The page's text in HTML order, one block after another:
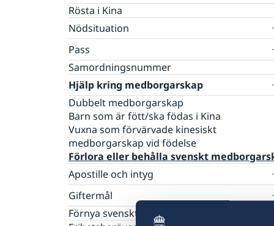
Rösta i Kina
Nödsituation
Larmcentraler
Ekonomisk hjälp
Allvarligt sjuk eller skadad
Dödsfall
Råd i en krissituation
UD-jouren
Pass
Förnyelse av pass för vuxna
Förnyelse av pass för barn
Ansökan om första pass för barn
Provisoriskt pass
Nationellt ID-kort
Samordningsnummer
Hjälp kring medborgarskap
Dubbelt medborgarskap
Barn som är fött/ska födas i Kina
Vuxna som förvärvade kinesiskt
medborgarskap vid födelse
Förlora eller behålla svenskt
Apostille och intyg
Competent Swedish Authority to issue
Giftermål
Vigsel på ambassaden i Peking
Förnya svenskt körkort